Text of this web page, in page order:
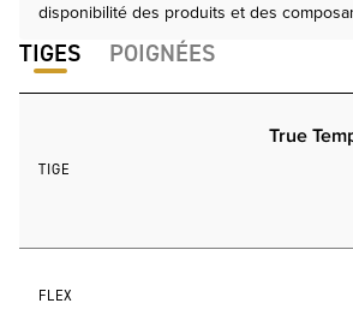
disponibilité des produits et des
TIGES POIGNÉES
TIGE
True
FLEX